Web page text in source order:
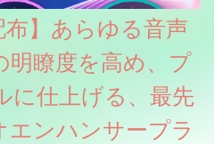
布】あらゆる音声
明瞭度を高め、プ
に仕上げる、最先
ンハンサープラ